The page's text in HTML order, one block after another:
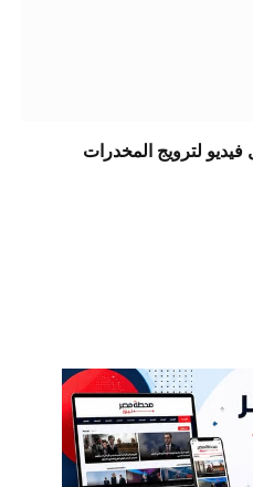
تداول فيديو لترويج المخدرات